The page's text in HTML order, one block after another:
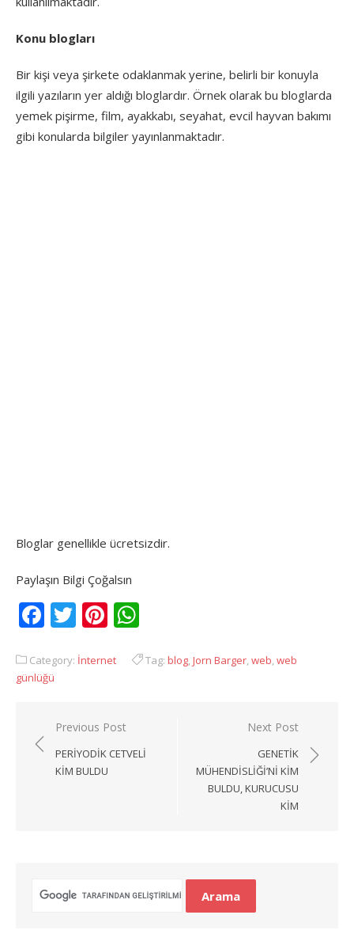
Konu blogları
Bir kişi veya şirkete odaklanmak yerine, belirli bir konuyla
ilgili yazıların yer aldığı bloglardır. Örnek olarak bu bloglarda
yemek pişirme, film, ayakkabı, seyahat, evcil hayvan bakımı
gibi konularda bilgiler yayınlanmaktadır.
Bloglar genellikle ücretsizdir.
Paylaşın Bilgi Çoğalsın
Facebook
TwitterPinterest
Category: İnternet Tag: blog,Jorn Barger,web,web
günlüğü
Yazı
gezinmesi
Previous Post
PERIYODIK CETVELI
KIM BULDU
Next Post
GENETIK
MÜHENDISLIĞI’NI KIM
BULDU, KURUCUSU
KIM